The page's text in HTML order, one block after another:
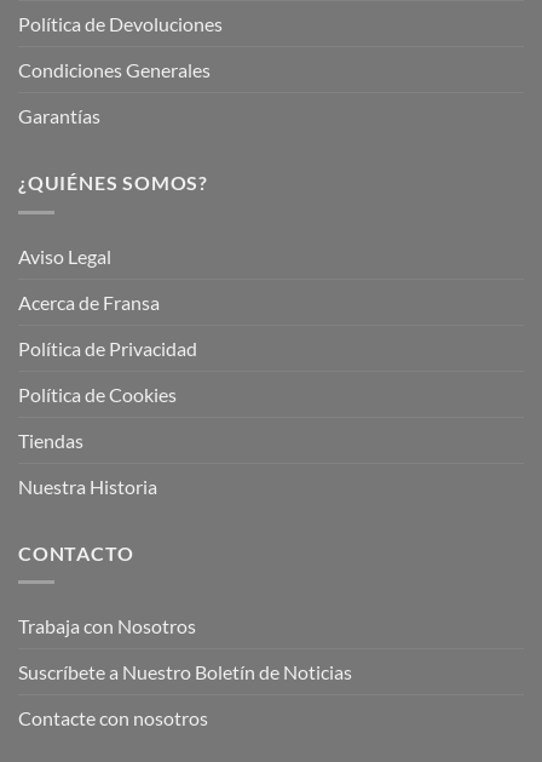
Política de Devoluciones
Condiciones Generales
Garantías
¿QUIÉNES SOMOS?
Aviso Legal
Acerca de Fransa
Política de Privacidad
Política de Cookies
Tiendas
Nuestra Historia
CONTACTO
Trabaja con Nosotros
Suscríbete a Nuestro Boletín de Noticias
Contacte con nosotros